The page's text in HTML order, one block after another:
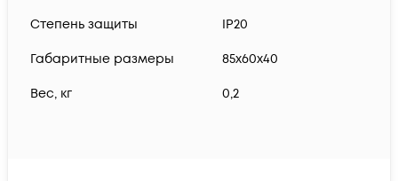
Степень защиты IP20
Габаритные размеры 85х60х40
Вес, кг 0,2